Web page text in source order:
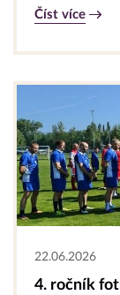
Číst více
22.06.2026
4. ročník